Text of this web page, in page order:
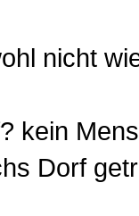
nicht
kein
Dorf